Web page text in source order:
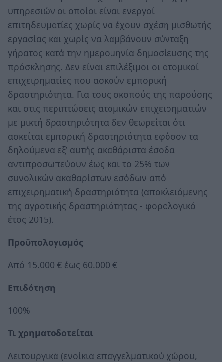
υπηρεσιών οι οποίοι είναι ενεργοί
επιτηδευματίες χωρίς να έχουν σχέση μισθωτής
εργασίας και χωρίς να λαμβάνουν σύνταξη
γήρατος κατά την ημερομηνία δημοσίευσης της
πρόσκλησης. Δεν είναι επιλέξιμοι οι ατομικοί
επιχειρηματίες που ασκούν εμπορική
δραστηριότητα. Για τους σκοπούς της παρούσης
και στις περιπτώσεις ατομικών επιχειρηματιών
με μικτή δραστηριότητα δεν θεωρείται ότι
ασκείται εμπορική δραστηριότητα εφόσον τα
δηλούμενα εξ’ αυτής ακαθάριστα έσοδα
αντιπροσωπεύουν έως και το 25% των
συνολικών ακαθαρίστων εσόδων από
επιχειρηματική δραστηριότητα (αποκλειόμενης
της αγροτικής δραστηριότητας - φορολογικό
έτος 2015).
Προϋπολογισμός
Από 15.000 € έως 60.000 €
Επιδότηση
100%
Τι χρηματοδοτείται
Λειτουργικά (ενοίκια επαγγελματικού χώρου,